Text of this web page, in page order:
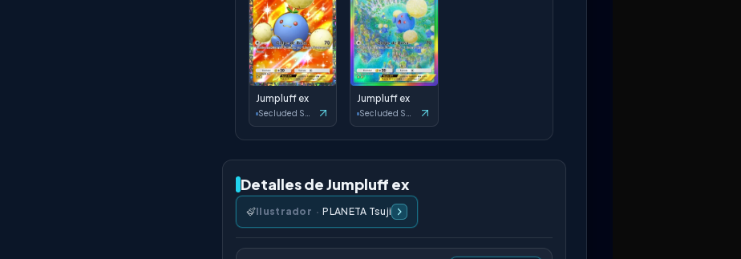
Jumpluff ex Jumpluff ex
Detalles de Jumpluff ex
Ilustrador · PLANETA Tsuji